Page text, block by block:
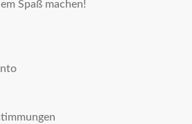
Spaß machen!